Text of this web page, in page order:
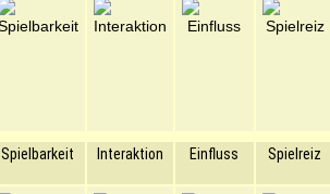
Spielbarkeit Interaktion Einfluss Spielreiz